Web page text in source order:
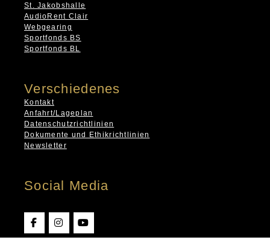
St. Jakobshalle
AudioRent Clair
Webgearing
Sportfonds BS
Sportfonds BL
Verschiedenes
Kontakt
Anfahrt/Lageplan
Datenschutzrichtlinien
Dokumente und Ethikrichtlinien
Newsletter
Social Media